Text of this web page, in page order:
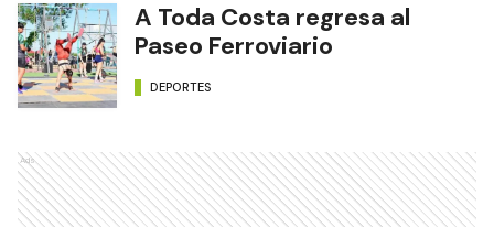
A Toda Costa regresa al
Paseo Ferroviario
DEPORTES
Ads